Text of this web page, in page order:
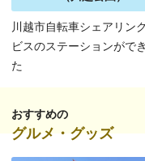
川越市自転車シェアリン
ビスのステーションがで
た
おすすめの
グルメ・グッズ